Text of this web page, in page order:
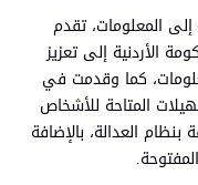
المعلومات، تقدم
الأردنية إلى تعزيز
كما وقدمت في
المتاحة للأشخاص
العدالة، بالإضافة